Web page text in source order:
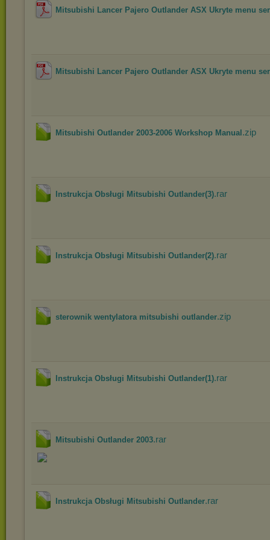
Mitsubishi Lancer Pajero Outlander ASX Ukryte menu
Mitsubishi Lancer Pajero Outlander ASX Ukryte menu
Mitsubishi Outlander 2003-2006 Workshop Manual .zip
Instrukcja Obsługi Mitsubishi Outlander(3).rar
Instrukcja Obsługi Mitsubishi Outlander(2).rar
sterownik wentylatora mitsubishi outlander.zip
Instrukcja Obsługi Mitsubishi Outlander(1).rar
Mitsubishi Outlander 2003.rar
Instrukcja Obsługi Mitsubishi Outlander.rar